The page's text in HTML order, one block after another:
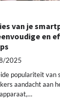
van je
en
2025
populariteit van
aandacht aan